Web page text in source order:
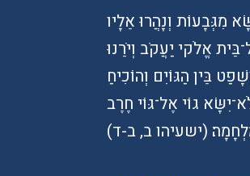
מִגְּבָעוֹת וְנָהֲרוּ אֵלָיו
אֱלֹקי יַעֲקֹב וְיֹרֵנוּ
בֵּין הַגּוֹיִם וְהוֹכִיחַ
גוֹי אֶל־גּוֹי חֶרֶב
(ישעיהו ב, ב-ד)